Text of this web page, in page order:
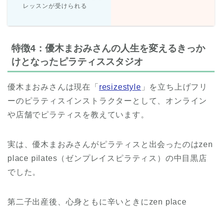
レッスンが受けられる
特徴4：優木まおみさんの人生を変えるきっか
けとなったピラティススタジオ
優木まおみさんは現在「 resizestyle 」を立ち上げフリ
ーのピラティスインストラクターとして、オンライン
や店舗でピラティスを教えています。
実は、優木まおみさんがピラティスと出会ったのはzen
place pilates（ゼンプレイスピラティス）の中目黒店
でした。
第二子出産後、心身ともに辛いときにzen place